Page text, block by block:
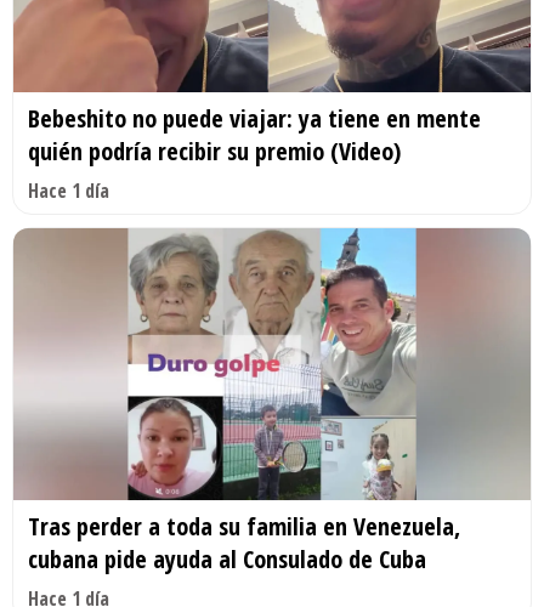
Bebeshito no puede viajar: ya tiene en mente
quién podría recibir su premio (Video)
Hace 1 día
Tras perder a toda su familia en Venezuela,
cubana pide ayuda al Consulado de Cuba
Hace 1 día